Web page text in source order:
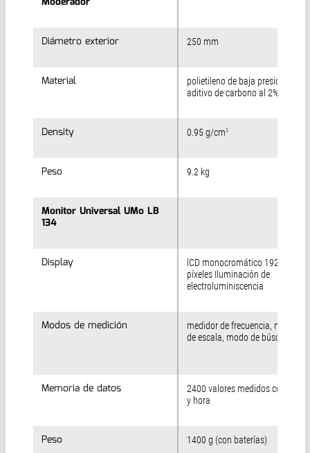
Diámetro exterior
Material
Density
Peso
Monitor Universal UMo LB
134
Display
Modos de medición
Memoria de datos
Peso
Diámetro exterior 250 mm
Material
polietileno de baja presión con
aditivo de carbono al 2%
Density 0.95 g/cm3
Peso 9.2 kg
Monitor Universal UMo LB
134
Display
lCD monocromático 192 x 64
píxeles Iluminación de
electroluminiscencia
Modos de medición
medidor de frecuencia, medidor
de escala, modo de búsqueda
Memoria de datos
2400 valores medidos con fecha
y hora
Peso 1400 g (con baterías)